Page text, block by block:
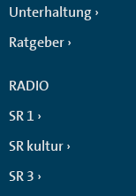
Unterhaltung
Ratgeber
RADIO
SR 1
SR kultur
SR 3